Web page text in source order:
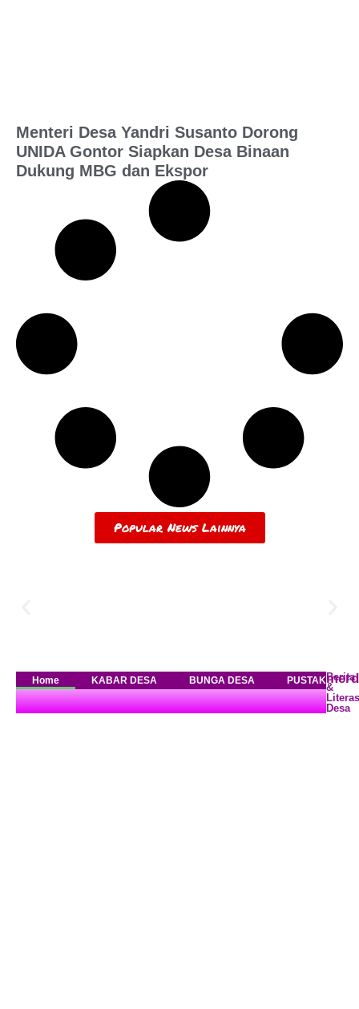
Menteri Desa Yandri Susanto Dorong
UNIDA Gontor Siapkan Desa Binaan
Dukung MBG dan Ekspor
Popular News Lainnya
Home KABAR DESA BUNGA DESA PUSTAKABerita
&
Desa